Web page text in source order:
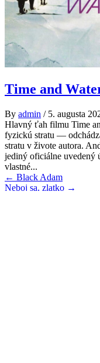
Time and
By admin / 5. augusta
Hlavný ťah filmu Time
fyzickú stratu —
stratu v živote autora.
jediný oficiálne uvedený
vlastné...
Post
navigation
← Black Adam
Neboj sa, zlatko →